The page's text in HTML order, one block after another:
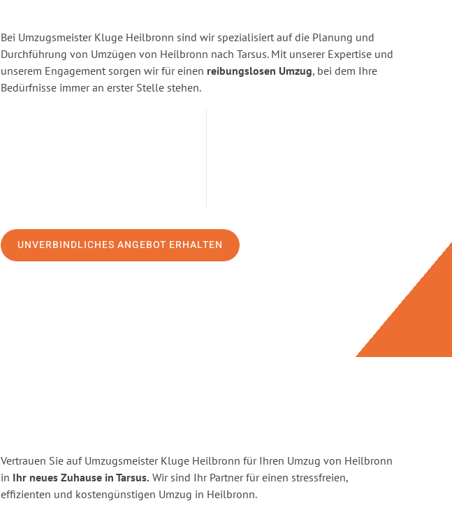
Bei Umzugsmeister Kluge Heilbronn sind wir spezialisiert auf die Planung und
Durchführung von Umzügen von Heilbronn nach Tarsus. Mit unserer Expertise und
unserem Engagement sorgen wir für einen reibungslosen Umzug, bei dem Ihre
Bedürfnisse immer an erster Stelle stehen.
UNVERBINDLICHES ANGEBOT ERHALTEN
Vertrauen Sie auf Umzugsmeister Kluge Heilbronn für Ihren Umzug von Heilbronn
in Ihr neues Zuhause in Tarsus. Wir sind Ihr Partner für einen stressfreien,
effizienten und kostengünstigen Umzug in Heilbronn.